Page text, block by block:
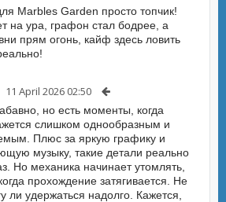
Marbles Garden просто топчик!
на ура, графон стал бодрее, а
прям огонь, кайф здесь ловить
11 April 2026 02:50
но есть моменты, когда
слишком однообразным и
Плюс за яркую графику и
музыку, такие детали реально
Но механика начинает утомлять,
прохождение затягивается. Не
ли удержаться надолго. Кажется,